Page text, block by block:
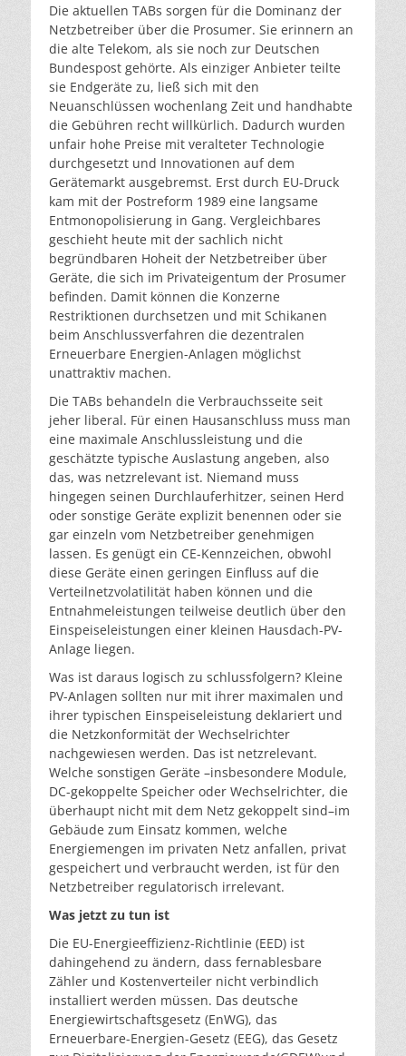
Die aktuellen TABs sorgen für die Dominanz der
Netzbetreiber über die Prosumer. Sie erinnern an
die alte Telekom, als sie noch zur Deutschen
Bundespost gehörte. Als einziger Anbieter teilte
sie Endgeräte zu, ließ sich mit den
Neuanschlüssen wochenlang Zeit und handhabte
die Gebühren recht willkürlich. Dadurch wurden
unfair hohe Preise mit veralteter Technologie
durchgesetzt und Innovationen auf dem
Gerätemarkt ausgebremst. Erst durch EU-Druck
kam mit der Postreform 1989 eine langsame
Entmonopolisierung in Gang. Vergleichbares
geschieht heute mit der sachlich nicht
begründbaren Hoheit der Netzbetreiber über
Geräte, die sich im Privateigentum der Prosumer
befinden. Damit können die Konzerne
Restriktionen durchsetzen und mit Schikanen
beim Anschlussverfahren die dezentralen
Erneuerbare Energien-Anlagen möglichst
unattraktiv machen.
Die TABs behandeln die Verbrauchsseite seit
jeher liberal. Für einen Hausanschluss muss man
eine maximale Anschlussleistung und die
geschätzte typische Auslastung angeben, also
das, was netzrelevant ist. Niemand muss
hingegen seinen Durchlauferhitzer, seinen Herd
oder sonstige Geräte explizit benennen oder sie
gar einzeln vom Netzbetreiber genehmigen
lassen. Es genügt ein CE-Kennzeichen, obwohl
diese Geräte einen geringen Einfluss auf die
Verteilnetzvolatilität haben können und die
Entnahmeleistungen teilweise deutlich über den
Einspeiseleistungen einer kleinen Hausdach-PV-
Anlage liegen.
Was ist daraus logisch zu schlussfolgern? Kleine
PV-Anlagen sollten nur mit ihrer maximalen und
ihrer typischen Einspeiseleistung deklariert und
die Netzkonformität der Wechselrichter
nachgewiesen werden. Das ist netzrelevant.
Welche sonstigen Geräte –insbesondere Module,
DC-gekoppelte Speicher oder Wechselrichter, die
überhaupt nicht mit dem Netz gekoppelt sind–im
Gebäude zum Einsatz kommen, welche
Energiemengen im privaten Netz anfallen, privat
gespeichert und verbraucht werden, ist für den
Netzbetreiber regulatorisch irrelevant.
Was jetzt zu tun ist
Die EU-Energieeffizienz-Richtlinie (EED) ist
dahingehend zu ändern, dass fernablesbare
Zähler und Kostenverteiler nicht verbindlich
installiert werden müssen. Das deutsche
Energiewirtschaftsgesetz (EnWG), das
Erneuerbare-Energien-Gesetz (EEG), das Gesetz